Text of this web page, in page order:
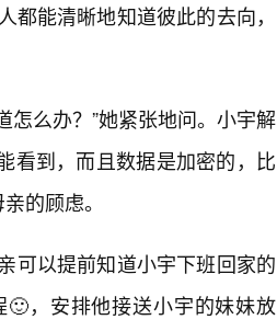
能清晰地知道彼此的去向，
怎么办？”她紧张地问。小宇解
看到，而且数据是加密的，比
的顾虑。
可以提前知道小宇下班回家的
，安排他接送小宇的妹妹放